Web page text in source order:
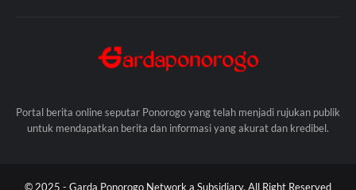
Portal berita online seputar Ponorogo yang telah menjadi rujukan publik
untuk mendapatkan berita dan informasi yang akurat dan kredibel.
© 2025 - Garda Ponorogo Network a Subsidiary. All Right Reserved